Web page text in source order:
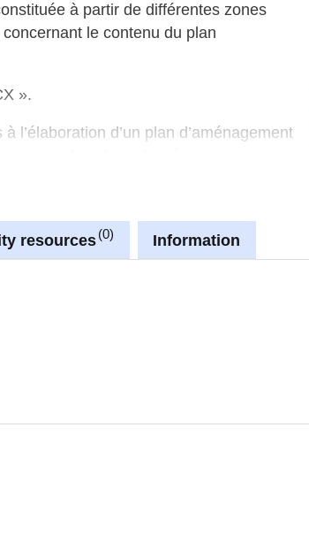
à partir de différentes zones
le contenu du plan
».
l’élaboration d’un plan d’aménagement
d’informations concernant la structure
» permettant de télécharger,
resources 0 Information